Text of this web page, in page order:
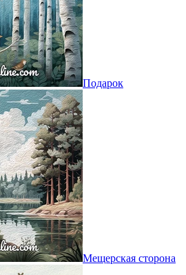
Подарок
Мещерская сторона